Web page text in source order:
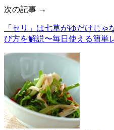
次の記事 →
「セリ」は七草がゆだけじ
び方を解説〜毎日使える簡単